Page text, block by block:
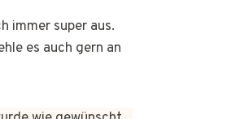
immer super aus.
es auch gern an